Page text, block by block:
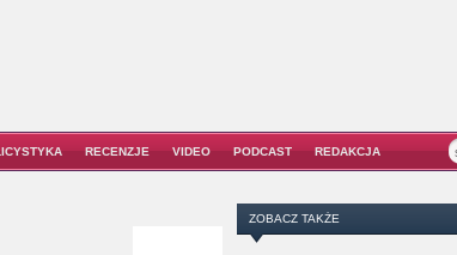
RECENZJE VIDEO PODCAST REDAKCJA
ZOBACZ TAKŻE